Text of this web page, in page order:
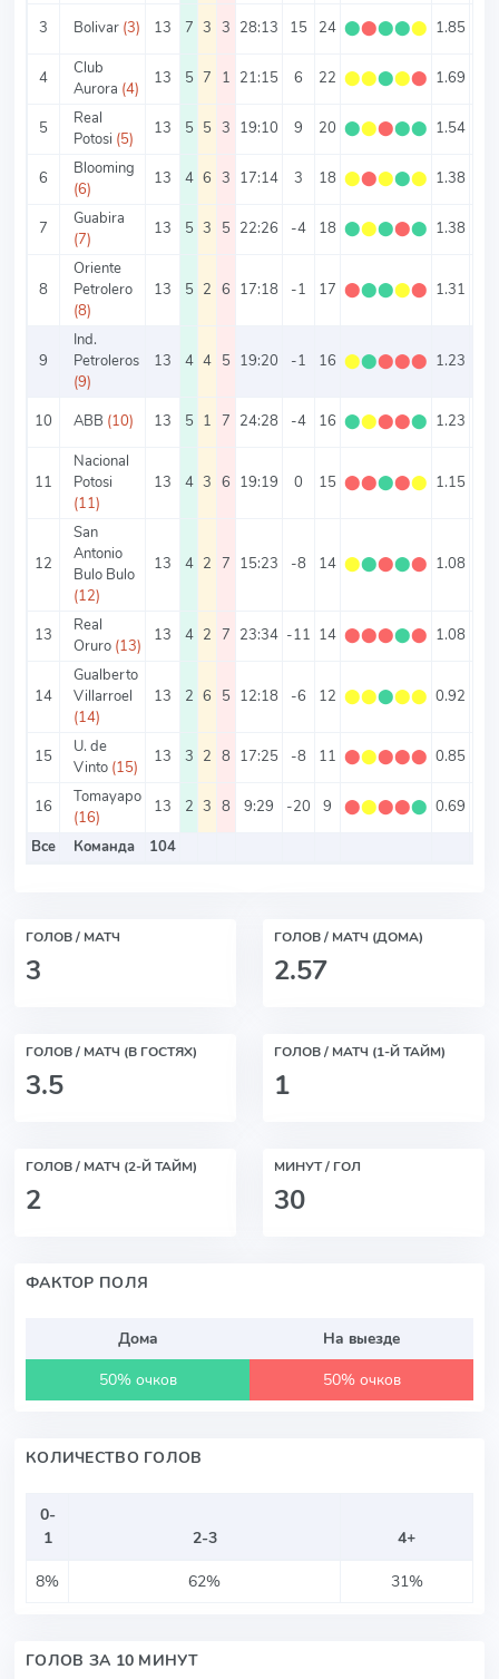
3 Bolivar (3) 13 7 3 3 28:13 15 24 ⬤⬤⬤⬤⬤ 1.85
4
Club
Aurora (4)
13 5 7 1 21:15 6 22 ⬤⬤⬤⬤⬤ 1.69
5
Real
Potosi (5)
13 5 5 3 19:10 9 20 ⬤⬤⬤⬤⬤ 1.54
6
Blooming
(6)
13 4 6 3 17:14 3 18 ⬤⬤⬤⬤⬤ 1.38
7
Guabira
(7)
13 5 3 5 22:26 -4 18 ⬤⬤⬤⬤⬤ 1.38
8
Oriente
Petrolero
(8)
13 5 2 6 17:18 -1 17 ⬤⬤⬤⬤⬤ 1.31
9
Ind.
Petroleros
(9)
13 4 4 5 19:20 -1 16 ⬤⬤⬤⬤⬤ 1.23
10 ABB (10) 13 5 1 7 24:28 -4 16 ⬤⬤⬤⬤⬤ 1.23
11
Nacional
Potosi
(11)
13 4 3 6 19:19 0 15 ⬤⬤⬤⬤⬤ 1.15
12
San
Antonio
Bulo Bulo
(12)
13 4 2 7 15:23 -8 14 ⬤⬤⬤⬤⬤ 1.08
13
Real
Oruro (13)
13 4 2 7 23:34 -11 14 ⬤⬤⬤⬤⬤ 1.08
14
Gualberto
Villarroel
(14)
13 2 6 5 12:18 -6 12 ⬤⬤⬤⬤⬤ 0.92
15
U. de
Vinto (15)
13 3 2 8 17:25 -8 11 ⬤⬤⬤⬤⬤ 0.85
16
Tomayapo
(16)
13 2 3 8 9:29 -20 9 ⬤⬤⬤⬤⬤ 0.69
Все
Команда 104
ГОЛОВ / МАТЧ
3
ГОЛОВ / МАТЧ (ДОМА)
2.57
ГОЛОВ / МАТЧ (В ГОСТЯХ)
3.5
ГОЛОВ / МАТЧ (1-Й ТАЙМ)
1
ГОЛОВ / МАТЧ (2-Й ТАЙМ)
2
МИНУТ / ГОЛ
30
ФАКТОР ПОЛЯ
Дома
На выезде
50% очков
50% очков
КОЛИЧЕСТВО ГОЛОВ
0-
1
2-3
4+
8%
62% 31%
ГОЛОВ ЗА 10 МИНУТ